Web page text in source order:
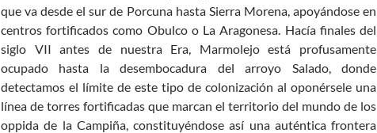
que va desde el sur de Porcuna hasta Sierra Morena, apoyándose en
centros fortificados como Obulco o La Aragonesa. Hacía finales del
siglo VII antes de nuestra Era, Marmolejo está profusamente
ocupado hasta la desembocadura del arroyo Salado, donde
detectamos el límite de este tipo de colonización al oponérsele una
línea de torres fortificadas que marcan el territorio del mundo de los
oppida de la Campiña, constituyéndose así una auténtica frontera